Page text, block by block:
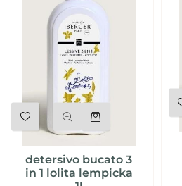
detersivo bucato 3
in 1 lolita lempicka